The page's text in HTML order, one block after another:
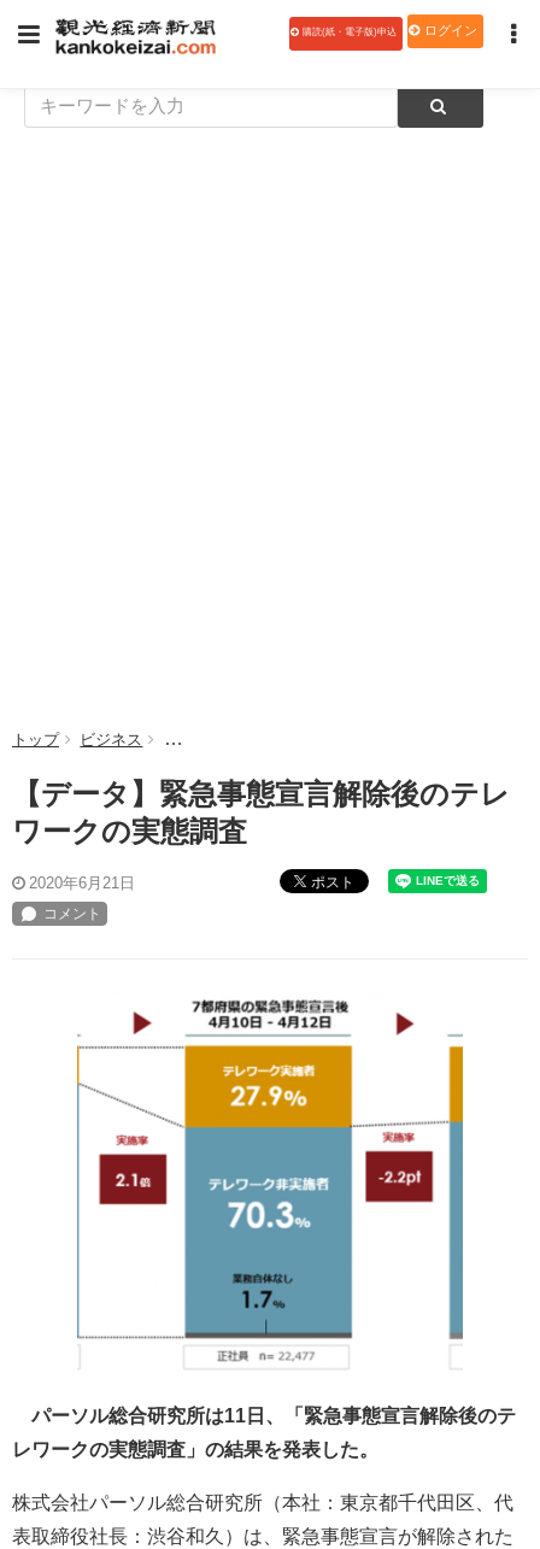
購読(紙・電子版)申込 ログイン
トップ ビジネス 【データ】緊急事態宣言解除後のテレワークの実態
【データ】緊急事態宣言解除後のテレ
ワークの実態調査
2020年6月21日 ポスト
パーソル総合研究所は11日、「緊急事態宣言解除後のテ
レワークの実態調査」の結果を発表した。
株式会社パーソル総合研究所（本社：東京都千代田区、代
表取締役社長：渋谷和久）は、緊急事態宣言が解除された